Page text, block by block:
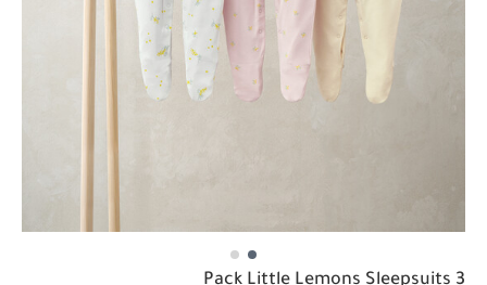
3 Pack Little Lemons Sleepsuits